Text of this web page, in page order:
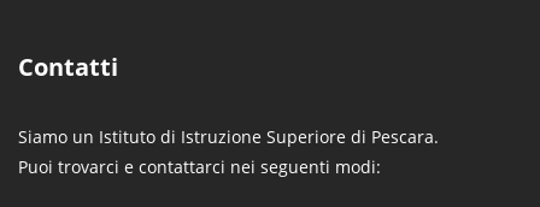
Contatti
Siamo un Istituto di Istruzione Superiore di Pescara.
Puoi trovarci e contattarci nei seguenti modi: